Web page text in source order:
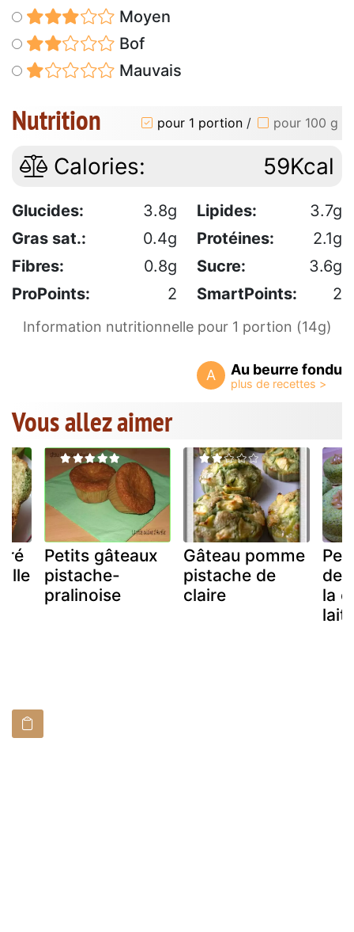
Moyen
Bof
Mauvais
Nutrition pour 1 portion / pour 100 g
Calories: 59Kcal
Glucides: 3.8g Lipides:
3.7g
Gras sat.:
0.4g Protéines:
2.1g
Fibres:
0.8g Sucre:
3.6g
ProPoints:
2 SmartPoints: 2
Information nutritionnelle pour 1 portion (14g)
A Au beurre fondu
Vous allez aimer
Petits gâteaux
pistache-
pralinoise
Gâteau pomme
pistache de
claire
de
la
lait